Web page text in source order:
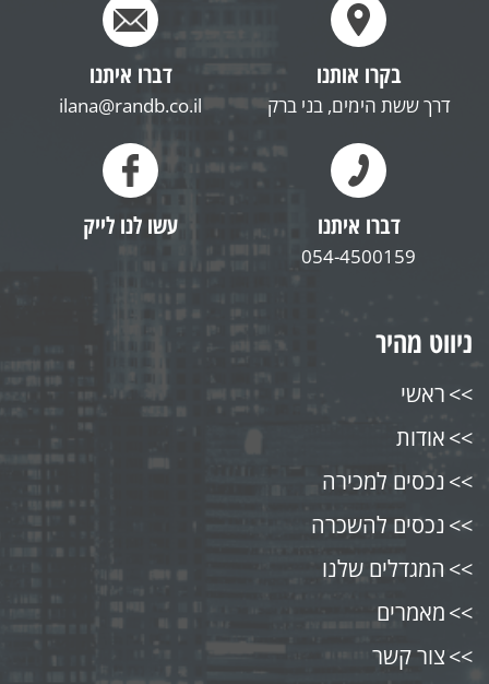
בקרו אותנו
דרך ששת הימים, בני ברק
דברו איתנו
ilana@randb.co.il
דברו איתנו
054-4500159
עשו לנו לייק
ניווט מהיר
ראשי
אודות
נכסים למכירה
נכסים להשכרה
המגדלים שלנו
מאמרים
צור קשר